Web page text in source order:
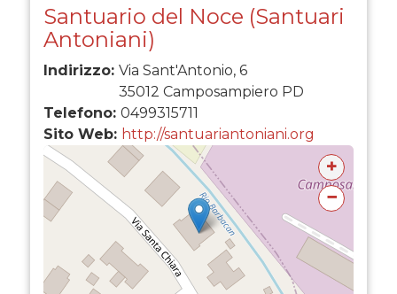
Santuario del Noce (Santuari
Antoniani)
Indirizzo: Via Sant'Antonio, 6
35012 Camposampiero PD
Telefono: 0499315711
Sito Web: http://santuariantoniani.org
+
−